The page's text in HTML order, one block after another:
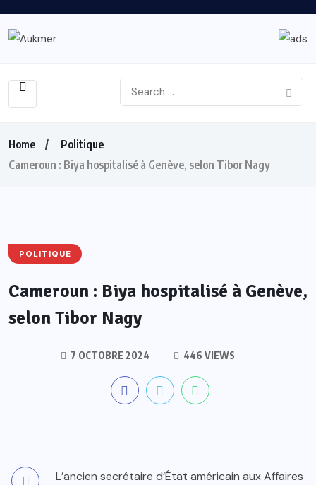
Home
Politique
Cameroun : Biya hospitalisé à Genève, selon Tibor Nagy
POLITIQUE
Cameroun : Biya hospitalisé à Genève,
selon Tibor Nagy
7 OCTOBRE 2024 446 VIEWS
L’ancien secrétaire d’État américain aux Affaires